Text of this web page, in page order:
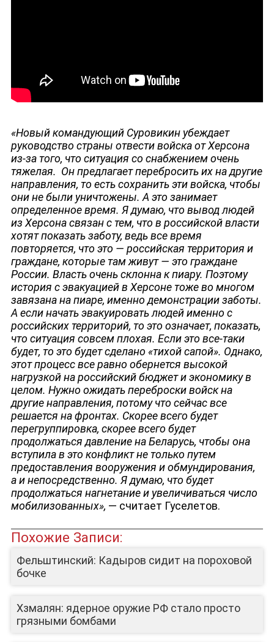
ЮТУБ-КАНАЛ
«Новый командующий Суровикин убеждает
руководство страны отвести войска от Херсона
из-за того, что ситуация со снабжением очень
тяжелая. Он предлагает перебросить их на другие
направления, то есть сохранить эти войска, чтобы
они не были уничтожены. А это занимает
определенное время. Я думаю, что вывод людей
из Херсона связан с тем, что в российской власти
хотят показать заботу, ведь все время
повторяется, что это — российская территория и
граждане, которые там живут — это граждане
России. Власть очень склонна к пиару. Поэтому
история с эвакуацией в Херсоне тоже во многом
завязана на пиаре, именно демонстрации заботы.
А если начать эвакуировать людей именно с
российских территорий, то это означает, показать,
что ситуация совсем плохая. Если это все-таки
будет, то это будет сделано «тихой сапой‎». Однако,
этот процесс все равно обернется высокой
нагрузкой на российский бюджет и экономику в
целом. Нужно ожидать переброски войск на
другие направления, потому что сейчас все
решается на фронтах. Скорее всего будет
перегруппировка, скорее всего будет
продолжаться давление на Беларусь, чтобы она
вступила в это конфликт не только путем
предоставления вооружения и обмундирования,
а и непосредственно. Я думаю, что будет
продолжаться нагнетание и увеличиваться число
мобилизованных‎», — считает Гуселетов.
Похожие Записи:
Фельштинский: Кадыров сидит на пороховой
бочке
Хзмалян: ядерное оружие РФ стало просто
грязными бомбами